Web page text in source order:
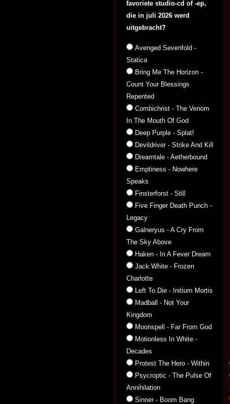
favoriete studio-cd of -ep,
die in juli 2026 werd
uitgebracht?
Avenged Sevenfold -
Statica
Bring Me The Horizon -
Count Your Blessings
Repented
Combichrist - The Venom
In The Mouth Of God
Deep Purple - Splat!
Devildriver - Strike And Kill
Dreamtale - Aetherbound
Emptiness - Nowhere
Speaks
Finsterforst - Still
Five Finger Death Punch -
Legacy
Galneryus - A Cry From
The Sky Above
Haken - In A Fever Dream
Jack White - Frozen
Charlotte
Left To Die - Initium Mortis
Madball - Not Your
Kingdom
Moonspell - Far From God
Motionless In White -
Decades
Protest The Hero - Within
Psycroptic - The Pulse Of
Annihilation
Sinner - Boom Bang